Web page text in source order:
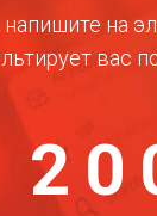
на
вас